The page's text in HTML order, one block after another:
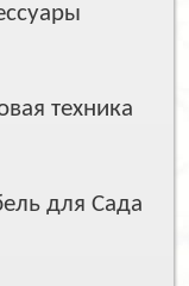
техника
для Сада